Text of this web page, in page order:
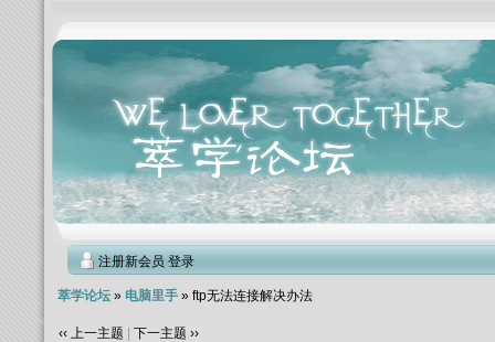
注册新会员 登录
萃学论坛» 电脑里手» ftp无法连接解决办法
‹‹ 上一主题 下一主题 ››